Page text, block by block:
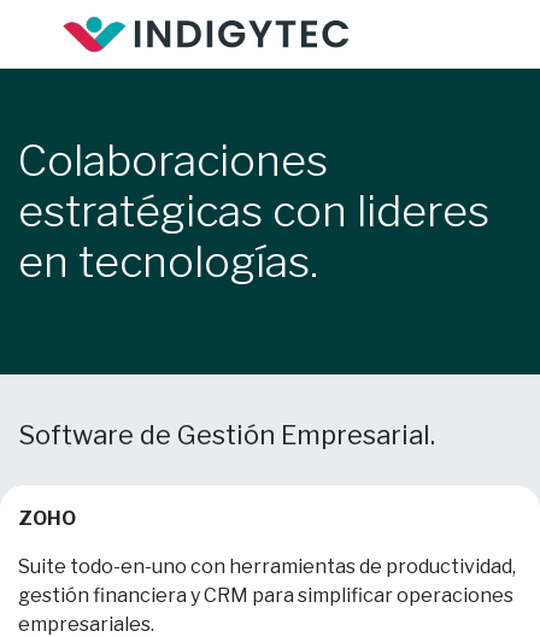
Ir al contenido
Colaboraciones
estratégicas con lideres
en tecnologías.
Software de Gestión Empresarial.
ZOHO
Suite todo-en-uno con herramientas de productividad,
gestión financiera y CRM para simplificar operaciones
empresariales.